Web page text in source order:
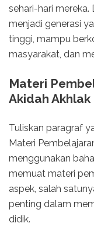
sehari-hari
menjadi generasi
tinggi, mampu
masyarakat, dan
Materi
Akidah Akhlak
Tuliskan paragraf
Materi
menggunakan
memuat materi
aspek, salah
penting dalam
didik.